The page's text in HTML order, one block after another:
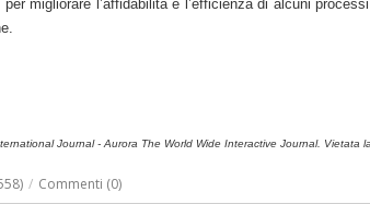
migliorare l’affidabilità e l’efficienza di alcuni
Journal - Aurora The World Wide Interactive Journal. Vietata
/ Commenti (0)